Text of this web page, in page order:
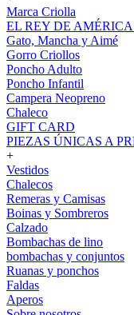
Marca Criolla
EL REY DE AMÉRICA
Gato, Mancha y Aimé
Gorro Criollos
Poncho Adulto
Poncho Infantil
Campera Neopreno
Chaleco
GIFT CARD
PIEZAS ÚNICAS A
+
Vestidos
Chalecos
Remeras y Camisas
Boinas y Sombreros
Calzado
Bombachas de lino
bombachas y conjuntos
Ruanas y ponchos
Faldas
Aperos